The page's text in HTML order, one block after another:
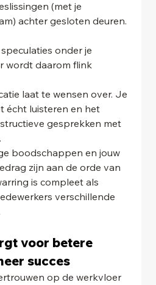
(met je
achter gesloten deuren.
onder je
wordt daarom flink
laat te wensen over. Je
écht luisteren en het
gesprekken met
boodschappen en jouw
zijn aan de orde van
is compleet als
verschillende
voor betere
succes
op de werkvloer